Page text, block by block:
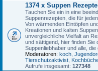
1374 x Suppen
Tauchen Sie ein in eine
Suppenrezepten, die für
Von wärmenden Eintöpfen
Kreationen und kalten
unvergleichliche Vielfalt an
und sättigend, hier finden Sie
Suppenliebhaber und alle,
Moderatoren: koch
Tierschutzaktivist
Aufrufe insgesamt: 127348